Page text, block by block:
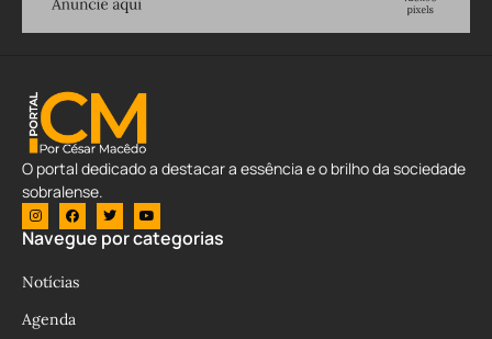
O portal dedicado a destacar a essência e o brilho da sociedade
sobralense.
Navegue por categorias
Notícias
Agenda